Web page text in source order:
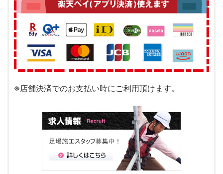
※店舗決済でのお支払い時にご利用頂けます。